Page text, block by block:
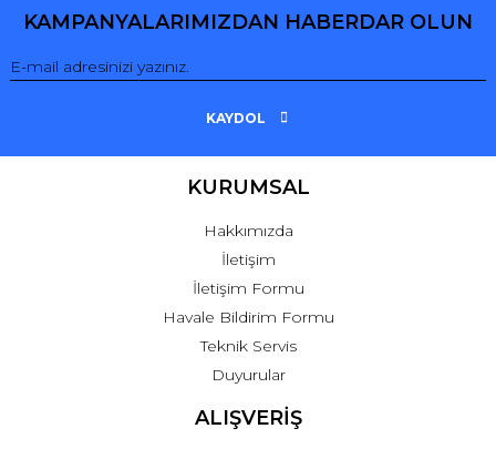
KAMPANYALARIMIZDAN HABERDAR OLUN
KAYDOL
KURUMSAL
Hakkımızda
İletişim
İletişim Formu
Havale Bildirim Formu
Teknik Servis
Duyurular
ALIŞVERİŞ